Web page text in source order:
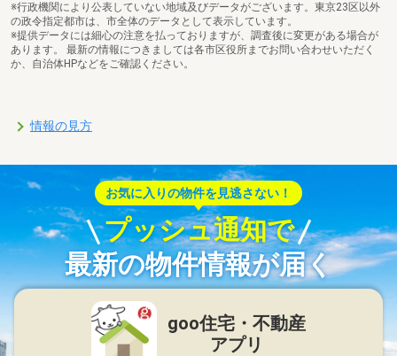
※行政機関により公表していない地域及びデータがございます。東京23区以外
の政令指定都市は、市全体のデータとして表示しています。
※提供データには細心の注意を払っておりますが、調査後に変更がある場合が
あります。 最新の情報につきましては各市区役所までお問い合わせいただく
か、自治体HPなどをご確認ください。
情報の見方
お気に入りの物件を見逃さない！
プッシュ通知で
最新の物件情報が届く
goo住宅・不動産
アプリ